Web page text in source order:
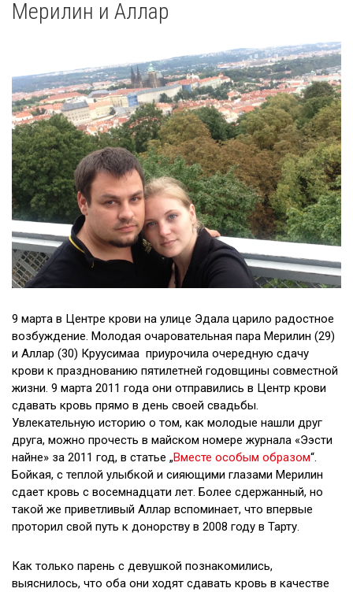
Этапы использования крови
Красные кровяные тельца (эритроциты)
Кровяные пластинки (тромбоциты)
Плазма
О группах крови
Истории
Истории пациентов
Истории доноров
Мерилин и Аллар
9 марта в Центре крови на улице Эдала царило радостное
возбуждение. Молодая очаровательная пара Мерилин (29)
и Аллар (30) Круусимаа приурочила очередную сдачу
крови к празднованию пятилетней годовщины совместной
жизни. 9 марта 2011 года они отправились в Центр крови
сдавать кровь прямо в день своей свадьбы.
Увлекательную историю о том, как молодые нашли друг
друга, можно прочесть в майском номере журнала «Ээсти
найне» за 2011 год, в статье „Вместе особым образом“.
Бойкая, с теплой улыбкой и сияющими глазами Мерилин
сдает кровь с восемнадцати лет. Более сдержанный, но
такой же приветливый Аллар вспоминает, что впервые
проторил свой путь к донорству в 2008 году в Тарту.
Как только парень с девушкой познакомились,
выяснилось, что оба они ходят сдавать кровь в качестве